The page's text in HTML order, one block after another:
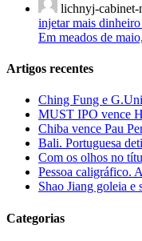
lichnyj-cabinet-
injetar mais
Em meados de
Artigos recentes
Ching Fung e
MUST IPO vence
Chiba vence Pau
Bali. Portuguesa
Com os olhos no
Pessoa caligráfico.
Shao Jiang goleia e
Categorias